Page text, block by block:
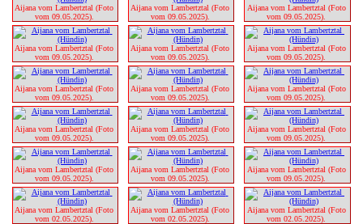
Aijana vom Lambertztal (Foto
vom 09.05.2025).
Aijana vom Lambertztal (Foto
vom 09.05.2025).
Aijana vom Lambertztal (Foto
vom 09.05.2025).
Aijana vom Lambertztal (Foto
vom 09.05.2025).
Aijana vom Lambertztal (Foto
vom 09.05.2025).
Aijana vom Lambertztal (Foto
vom 09.05.2025).
Aijana vom Lambertztal (Foto
vom 09.05.2025).
Aijana vom Lambertztal (Foto
vom 09.05.2025).
Aijana vom Lambertztal (Foto
vom 09.05.2025).
Aijana vom Lambertztal (Foto
vom 09.05.2025).
Aijana vom Lambertztal (Foto
vom 09.05.2025).
Aijana vom Lambertztal (Foto
vom 09.05.2025).
Aijana vom Lambertztal (Foto
vom 09.05.2025).
Aijana vom Lambertztal (Foto
vom 09.05.2025).
Aijana vom Lambertztal (Foto
vom 09.05.2025).
Aijana vom Lambertztal (Foto
vom 02.05.2025).
Aijana vom Lambertztal (Foto
vom 02.05.2025).
Aijana vom Lambertztal (Foto
vom 02.05.2025).